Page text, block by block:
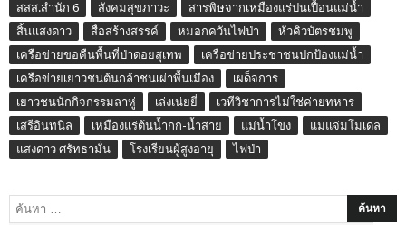
สสส.สำนัก 6
สังคมสุขภาวะ
สารพิษจากเหมืองแร่ปนเปื้อนแม่น้ำ
สิ้นแสงดาว
สื่อสร้างสรรค์ หมอกควันไฟป่า
หัวคิวบัตรชมพู
เครือข่ายขอคืนพื้นที่ป่าดอยสุเทพ
เครือข่ายประชาชนปกป้องแม่น้ำ
เครือข่ายเยาวชนต้นกล้าชนเผ่าพื้นเมือง
เผด็จการ
เยาวชนนักกิจกรรมลาหู่
เล่งเน่ยยี่
เวทีวิชาการไม่ใช่ค่ายทหาร
เสรีอินทนิล
เหมืองแร่ต้นน้ำกก-น้ำสาย แม่น้ำโขง
แม่แจ่มโมเดล
แสงดาว ศรัทธามั่น
โรงเรียนผู้สูงอายุ ไฟป่า